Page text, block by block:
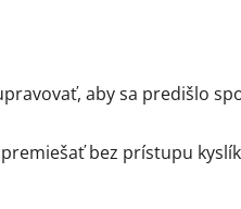
aby sa predišlo
bez prístupu